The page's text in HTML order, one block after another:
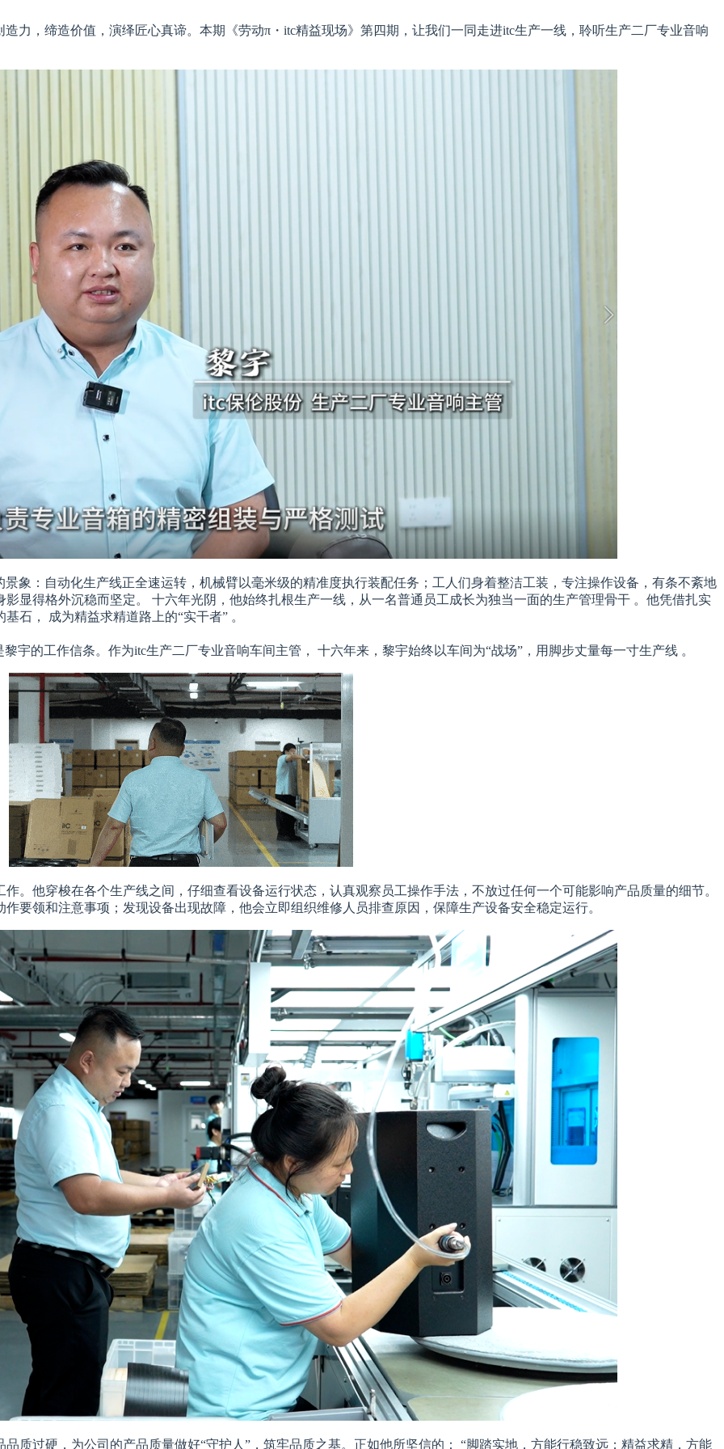
力，缔造价值，演绎匠心真谛。本期《劳动π・itc精益现场》第四期，让我们一同走进itc生产一线，聆听生产二厂专业音响
象：自动化生产线正全速运转，机械臂以毫米级的精准度执行装配任务；工人们身着整洁工装，专注操作设备，有条不紊地
显得格外沉稳而坚定。 十六年光阴，他始终扎根生产一线，从一名普通员工成长为独当一面的生产管理骨干 。他凭借扎实
石， 成为精益求精道路上的“实干者” 。
宇的工作信条。作为itc生产二厂专业音响车间主管， 十六年来，黎宇始终以车间为“战场”，用脚步丈量每一寸生产线 。
。他穿梭在各个生产线之间，仔细查看设备运行状态，认真观察员工操作手法，不放过任何一个可能影响产品质量的细节。
要领和注意事项；发现设备出现故障，他会立即组织维修人员排查原因，保障生产设备安全稳定运行。
质过硬，为公司的产品质量做好“守护人”，筑牢品质之基。正如他所坚信的： “脚踏实地，方能行稳致远；精益求精，方能